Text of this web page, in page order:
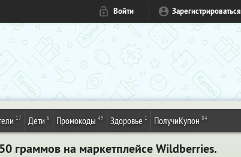
Войти Зарегистрироваться
17 Дети 6 Промокоды 49 Здоровье 1 ПолучиКупон 84
граммов на маркетплейсе Wildberries.